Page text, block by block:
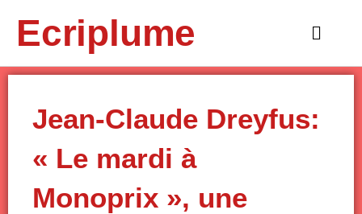
contenuEcriplume
Main
Jean-Claude Dreyfus:
« Le mardi à
Monoprix », une